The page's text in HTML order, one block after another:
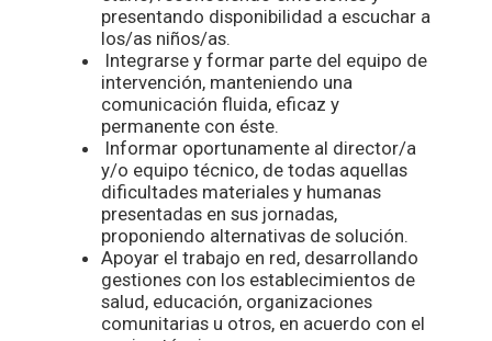
presentando disponibilidad a escuchar a
los/as niños/as.
Integrarse y formar parte del equipo de
intervención, manteniendo una
comunicación fluida, eficaz y
permanente con éste.
Informar oportunamente al director/a
y/o equipo técnico, de todas aquellas
dificultades materiales y humanas
presentadas en sus jornadas,
proponiendo alternativas de solución.
Apoyar el trabajo en red, desarrollando
gestiones con los establecimientos de
salud, educación, organizaciones
comunitarias u otros, en acuerdo con el